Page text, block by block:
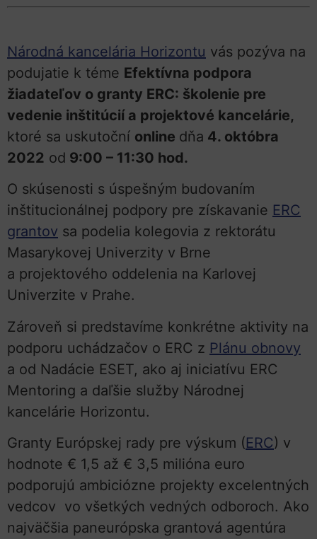
Národná kancelária Horizontu vás pozýva na
podujatie k téme Efektívna podpora
žiadateľov o granty ERC: školenie pre
vedenie inštitúcií a projektové kancelárie,
ktoré sa uskutoční online dňa 4. októbra
2022 od 9:00 – 11:30 hod.
O skúsenosti s úspešným budovaním
inštitucionálnej podpory pre získavanie ERC
grantov sa podelia kolegovia z rektorátu
Masarykovej Univerzity v Brne
a projektového oddelenia na Karlovej
Univerzite v Prahe.
Zároveň si predstavíme konkrétne aktivity na
podporu uchádzačov o ERC z Plánu obnovy
a od Nadácie ESET, ako aj iniciatívu ERC
Mentoring a daľšie služby Národnej
kancelárie Horizontu.
Granty Európskej rady pre výskum (ERC) v
hodnote € 1,5 až € 3,5 milióna euro
podporujú ambiciózne projekty excelentných
vedcov vo všetkých vedných odboroch. Ako
najväčšia paneurópska grantová agentúra